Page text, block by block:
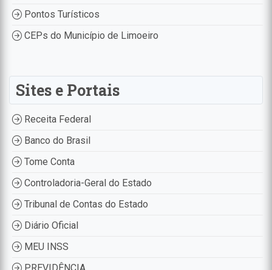
Pontos Turísticos
CEPs do Município de Limoeiro
Sites e Portais
Receita Federal
Banco do Brasil
Tome Conta
Controladoria-Geral do Estado
Tribunal de Contas do Estado
Diário Oficial
MEU INSS